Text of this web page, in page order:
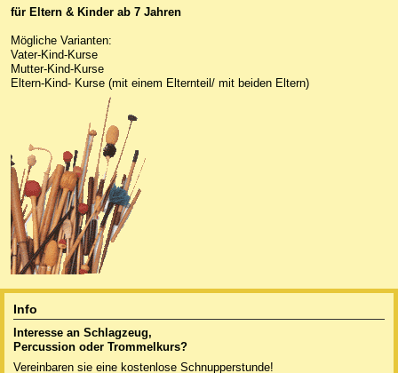
Info
Interesse an Schlagzeug,
Percussion oder Trommelkurs?
Vereinbaren sie eine kostenlose Schnupperstunde!
für Eltern & Kinder ab 7 Jahren
Mögliche Varianten:
Vater-Kind-Kurse
Mutter-Kind-Kurse
Eltern-Kind- Kurse (mit einem Elternteil/ mit beiden Eltern)